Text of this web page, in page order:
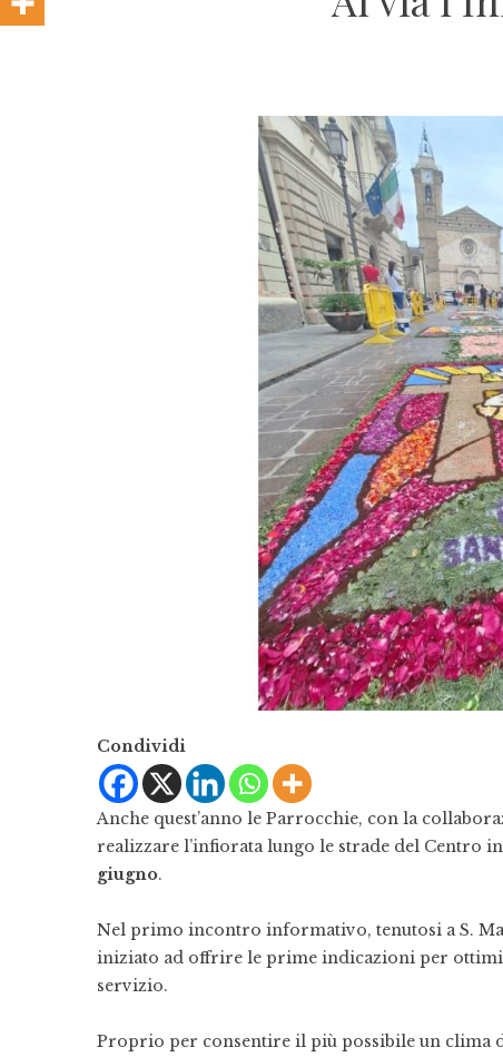
Condividi
Anche quest’anno le Parrocchie, con la
realizzare l’infiorata lungo le strade del Centro
giugno.
Nel primo incontro informativo, tenutosi a S.
iniziato ad offrire le prime indicazioni per
servizio.
Proprio per consentire il più possibile un clima